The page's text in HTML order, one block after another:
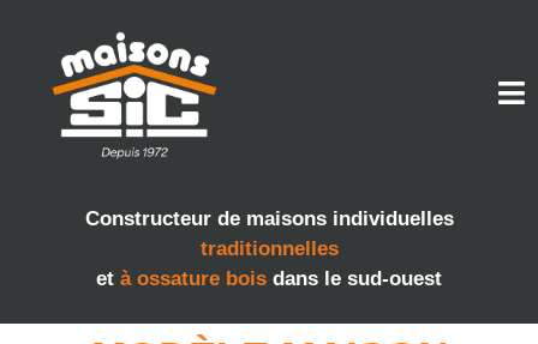
Constructeur de maisons individuelles
traditionnelles
et à ossature bois dans le sud-ouest